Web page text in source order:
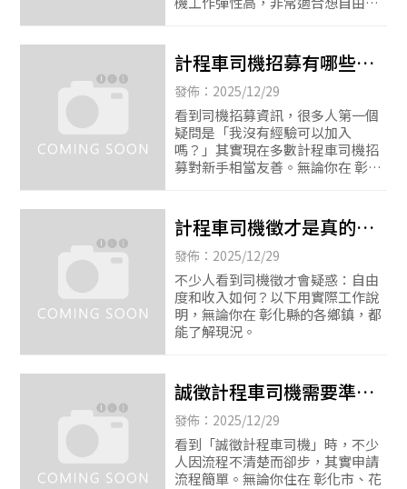
美、線西、伸港、福興
計程車司機招募有哪些條
件？新手也能加入嗎？|計
程車司機|誠徵計程車司機|
彰化計程車司機|
發佈：2025/12/29
看到司機招募資訊，很多人第一個
疑問是「我沒有經驗可以加入
嗎？」其實現在多數計程車司機招
募對新手相當友善。無論你在 彰化
斗、田尾、永靖、溪州、
計程車司機徵才是真的好
做嗎？收入與實際狀況解
析|計程車司機|計程車司機
徵才|鹿港計程車司機|
發佈：2025/12/29
不少人看到司機徵才會疑惑：自由
度和收入如何？以下用實際工作說
明，無論你在 彰化縣的各鄉鎮，都
能了解現況。
誠徵計程車司機需要準備
什麼？完整流程一次看懂|
計程車司機招募|永靖計程
車司機|誠徵司機|
發佈：2025/12/29
看到「誠徵計程車司機」時，不少
人因流程不清楚而卻步，其實申請
流程簡單。無論你住在 彰化市、花